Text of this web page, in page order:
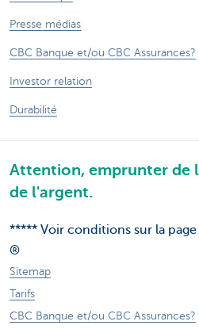
Presse médias
CBC Banque et/ou CBC Assurances?
Investor relation
Durabilité
Attention, emprunter de
de l'argent.
***** Voir conditions sur la page
®
Sitemap
Tarifs
CBC Banque et/ou CBC Assurances?